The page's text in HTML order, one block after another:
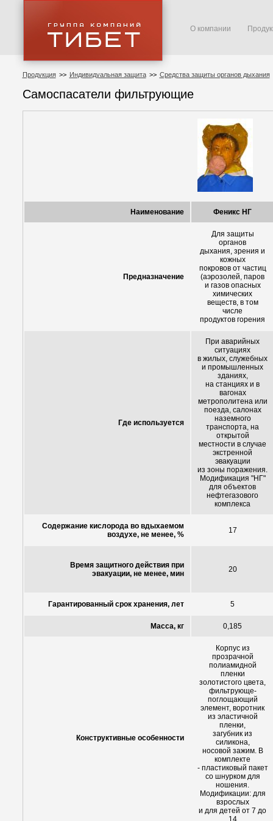
О компании
Продукция >> Индивидуальная защита >> Средства защиты органов дыхания
Самоспасатели фильтрующие
Наименование Феникс НГ
Предназначение
Для защиты
органов
дыхания, зрения и
кожных
покровов от частиц
(аэрозолей, паров
и газов опасных
химических
веществ, в том
числе
продуктов горения
Где используется
При аварийных
ситуациях
в жилых, служебных
и промышленных
зданиях,
на станциях и в
вагонах
метрополитена или
поезда, салонах
наземного
транспорта, на
открытой
местности в случае
экстренной
эвакуации
из зоны поражения.
Модификация "НГ"
для объектов
нефтегазового
комплекса
Содержание кислорода во вдыхаемом
воздухе, не менее, %
17
Время защитного действия при
эвакуации, не менее, мин
20
Гарантированный срок хранения, лет 5
Масса, кг 0,185
Конструктивные особенности
Корпус из
прозрачной
полиамидной
пленки
золотистого цвета,
фильтрующе-
поглощающий
элемент, воротник
из эластичной
пленки,
загубник из
силикона,
носовой зажим. В
комплекте
- пластиковый пакет
со шнурком для
ношения.
Модификации: для
взрослых
и для детей от 7 до
14